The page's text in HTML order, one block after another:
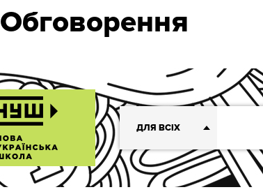
Обговорення
ДЛЯ ВСІХ